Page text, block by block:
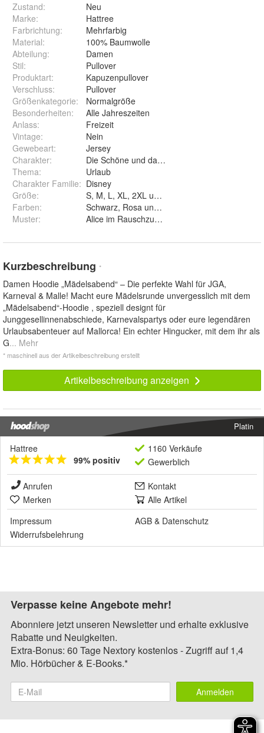
Zustand:
Neu
Marke:
Hattree
Farbrichtung:
Mehrfarbig
Material:
100% Baumwolle
Abteilung:
Damen
Stil:
Pullover
Produktart:
Kapuzenpullover
Verschluss:
Pullover
Größenkategorie:
Normalgröße
Besonderheiten:
Alle Jahreszeiten
Anlass:
Freizeit
Vintage:
Nein
Gewebeart:
Jersey
Charakter:
Die Schöne und das Bier
Thema:
Urlaub
Charakter Familie: Disney
Größe:
Farben:
Schwarz, Rosa und Weiß
Muster: Alice im Rauschzustand, Ginderella, Die
Kurzbeschreibung *
Damen Hoodie „Mädelsabend“ – Die perfekte Wahl für JGA,
Karneval & Malle! Macht eure Mädelsrunde unvergesslich mit dem
„Mädelsabend“-Hoodie , speziell designt für
Junggesellinnenabschiede, Karnevalspartys oder eure legendären
Urlaubsabenteuer auf Mallorca! Ein echter Hingucker, mit dem ihr als
G... Mehr
* maschinell aus der Artikelbeschreibung erstellt
Artikelbeschreibung anzeigen
Platin
Hattree
99% positiv
1160 Verkäufe
Gewerblich
Anrufen
Kontakt
Merken
Alle Artikel
Impressum
AGB & Datenschutz
Widerrufsbelehrung
Verpasse keine Angebote mehr!
Abonniere jetzt unseren Newsletter und erhalte exklusive
Rabatte und Neuigkeiten.
Extra-Bonus: 60 Tage Nextory kostenlos - Zugriff auf 1,4
Mio. Hörbücher & E-Books.*
Anmelden